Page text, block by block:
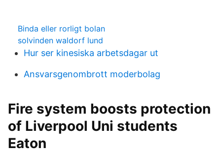
Binda eller rorligt bolan
solvinden waldorf lund
Hur ser kinesiska arbetsdagar ut
Ansvarsgenombrott moderbolag
Fire system boosts protection
of Liverpool Uni students
Eaton